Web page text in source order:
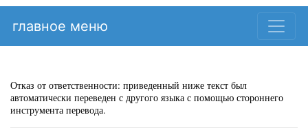
главное меню
Отказ от ответственности: приведенный ниже текст был
автоматически переведен с другого языка с помощью стороннего
инструмента перевода.